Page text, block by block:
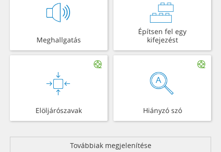
Meghallgatás
Építsen fel egy
kifejezést
Elöljárószavak Hiányzó szó
Továbbiak megjelenítése